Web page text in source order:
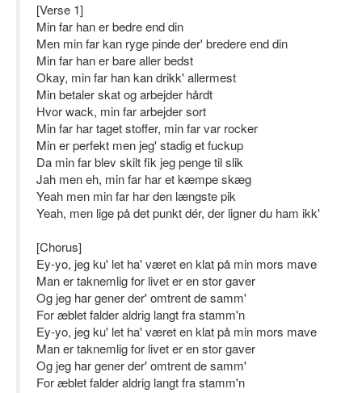
[Verse 1]
Min far han er bedre end din
Men min far kan ryge pinde der' bredere end din
Min far han er bare aller bedst
Okay, min far han kan drikk' allermest
Min betaler skat og arbejder hårdt
Hvor wack, min far arbejder sort
Min far har taget stoffer, min far var rocker
Min er perfekt men jeg' stadig et fuckup
Da min far blev skilt fik jeg penge til slik
Jah men eh, min far har et kæmpe skæg
Yeah men min far har den længste pik
Yeah, men lige på det punkt dér, der ligner du ham ikk'
[Chorus]
Ey-yo, jeg ku' let ha' været en klat på min mors mave
Man er taknemlig for livet er en stor gaver
Og jeg har gener der' omtrent de samm'
For æblet falder aldrig langt fra stamm'n
Ey-yo, jeg ku' let ha' været en klat på min mors mave
Man er taknemlig for livet er en stor gaver
Og jeg har gener der' omtrent de samm'
For æblet falder aldrig langt fra stamm'n